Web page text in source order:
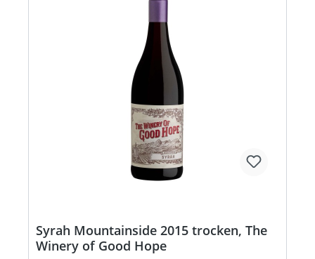
Syrah Mountainside 2015 trocken, The
Winery of Good Hope